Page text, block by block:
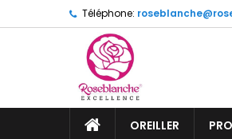
Téléphone:
OREILLER